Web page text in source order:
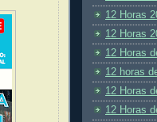
12 Horas
12 Horas
12 Horas
12 horas
12 Horas
12 Horas